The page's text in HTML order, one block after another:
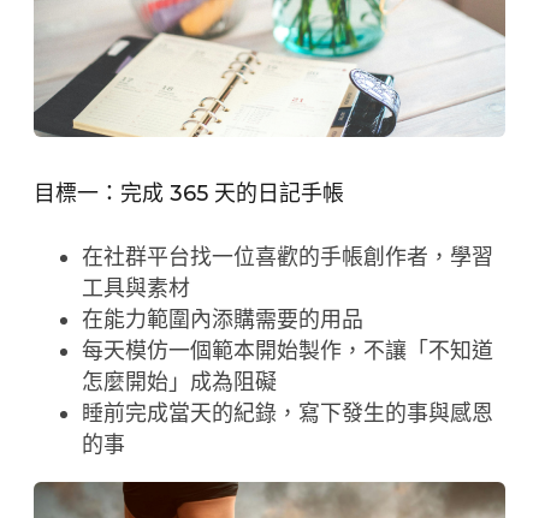
目標一：完成 365 天的日記手帳
在社群平台找一位喜歡的手帳創作者，學習
工具與素材
在能力範圍內添購需要的用品
每天模仿一個範本開始製作，不讓「不知道
怎麼開始」成為阻礙
睡前完成當天的紀錄，寫下發生的事與感恩
的事